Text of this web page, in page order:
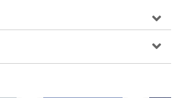
洋溢的三町，以及町家的建築之美；
了旅行的魅力。春慶漆器和聞名全日
，又提供了另外一層美好的旅遊體